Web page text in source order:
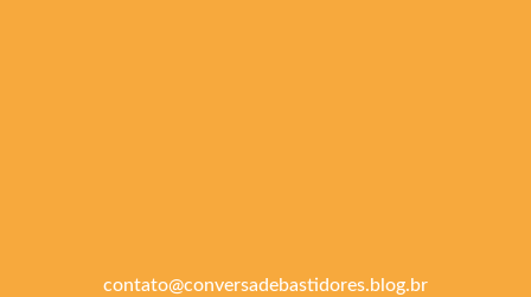
contato@conversadebastidores.blog.br